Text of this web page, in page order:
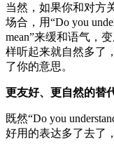
当然，如果你和对方
场合，用“Do you
mean”来缓和语气，变
样听起来就自然多了
了你的意思。
更友好、更自然的替
既然“Do you
好用的表达多了去了